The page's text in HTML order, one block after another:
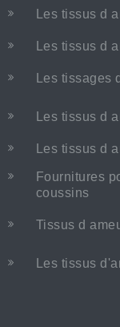
Les tissus d
Les tissus d
Les tissages
Les tissus d
Les tissus d
Fournitures
coussins
Tissus d
Les tissus